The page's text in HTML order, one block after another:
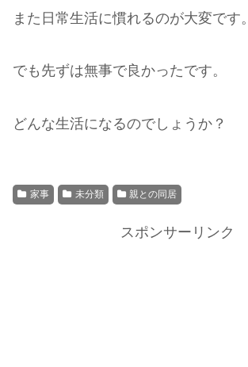
また日常生活に慣れるのが大変です。
でも先ずは無事で良かったです。
どんな生活になるのでしょうか？
家事 未分類 親との同居
スポンサーリンク